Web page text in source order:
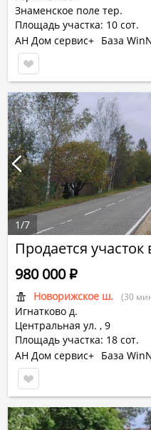
Знаменское поле тер.
Площадь участка: 10 сот.
АН Дом сервис+ База
Продается участок
Новорижское ш. (30
Игнатково д.
Центральная ул. , 9
Площадь участка: 18 сот.
980 000Р
АН Дом сервис+ База
1/7